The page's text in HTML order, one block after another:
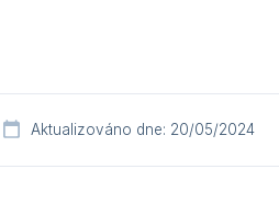
Aktualizováno dne: 20/05/2024